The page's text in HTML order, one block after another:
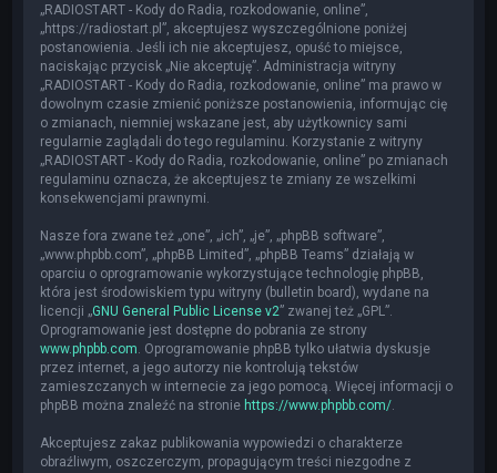
„RADIOSTART - Kody do Radia, rozkodowanie, online”,
„https://radiostart.pl”, akceptujesz wyszczególnione poniżej
postanowienia. Jeśli ich nie akceptujesz, opuść to miejsce,
naciskając przycisk „Nie akceptuję”. Administracja witryny
„RADIOSTART - Kody do Radia, rozkodowanie, online” ma prawo w
dowolnym czasie zmienić poniższe postanowienia, informując cię
o zmianach, niemniej wskazane jest, aby użytkownicy sami
regularnie zaglądali do tego regulaminu. Korzystanie z witryny
„RADIOSTART - Kody do Radia, rozkodowanie, online” po zmianach
regulaminu oznacza, że akceptujesz te zmiany ze wszelkimi
konsekwencjami prawnymi.
Nasze fora zwane też „one”, „ich”, „je”, „phpBB software”,
„www.phpbb.com”, „phpBB Limited”, „phpBB Teams” działają w
oparciu o oprogramowanie wykorzystujące technologię phpBB,
która jest środowiskiem typu witryny (bulletin board), wydane na
licencji „GNU General Public License v2” zwanej też „GPL”.
Oprogramowanie jest dostępne do pobrania ze strony
www.phpbb.com . Oprogramowanie phpBB tylko ułatwia dyskusje
przez internet, a jego autorzy nie kontrolują tekstów
zamieszczanych w internecie za jego pomocą. Więcej informacji o
phpBB można znaleźć na stronie https://www.phpbb.com/
Akceptujesz zakaz publikowania wypowiedzi o charakterze
obraźliwym, oszczerczym, propagującym treści niezgodne z